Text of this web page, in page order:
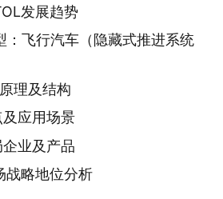
发展趋势
：飞行汽车（隐藏式推进系统
理及结构
应用场景
业及产品
战略地位分析